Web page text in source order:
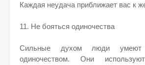
Каждая неудача приближает вас к
11. Не бояться одиночества
Сильные духом люди умеют
одиночеством. Они